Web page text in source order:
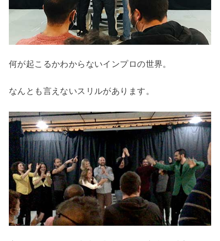
何が起こるかわからないインプロの世界。
なんとも言えないスリルがあります。